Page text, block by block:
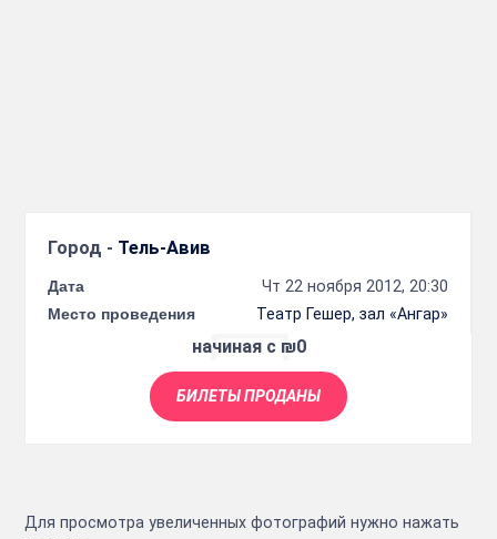
Город - Тель-Авив
Дата
Чт 22 ноября 2012, 20:30
Место проведения
Театр Гешер, зал «Ангар»
начиная с ₪0
БИЛЕТЫ ПРОДАНЫ
Для просмотра увеличенных фотографий нужно нажать